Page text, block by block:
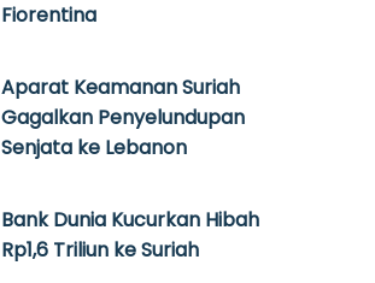
Fiorentina
Aparat Keamanan Suriah
Gagalkan Penyelundupan
Senjata ke Lebanon
Bank Dunia Kucurkan Hibah
Rp1,6 Triliun ke Suriah